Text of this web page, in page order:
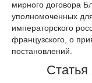
мирного договора
уполномоченных
императорского
французского, о
постановлений.
Статья